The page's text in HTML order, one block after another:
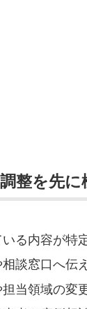
整を先
る内容が特
相談窓口へ伝
当領域の変